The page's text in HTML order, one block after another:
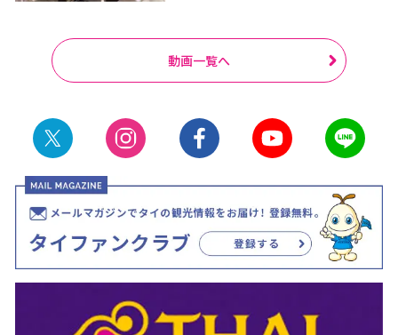
動画一覧へ